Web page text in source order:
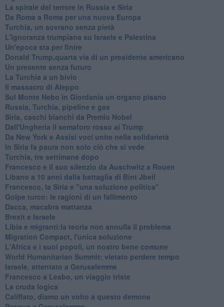
La spirale del terrore in Russia e Siria
Da Roma a Roma per una nuova Europa
Turchia, un sovrano senza pietà
L'ignoranza trumpiana su Israele e Palestina
Un'epoca sta per finire
Donald Trump,quarta via di un presidente americano
Un presente senza futuro
La Turchia a un bivio
Il massacro di Aleppo
Sul Monte Nebo in Giordania un organo pisano
Russia, Turchia, pipeline e gas
Siria, caschi bianchi da Premio Nobel
Dall'Ungheria il semaforo rosso ai Trump
Da New York e Assisi voci unite nella solidarietà
In Siria fa paura non solo ciò che si vede
Turchia, tre settimane dopo
Francesco e il suo silenzio da Auschwitz a Rouen
Libano a 10 anni dalla battaglia di Bint Jbeil
Francesco, la Siria e "una soluzione politica"
Golpe turco: le ragioni di un fallimento
Dacca, macabra mattanza
Brexit e Israele
Libia e migranti:la teoria non annulla il problema
Migration Compact, l'unica soluzione
L'Africa e i suoi popoli, un nostro bene comune
World Humanitarian Summit: vietato perdere tempo
Israele, attentato a Gerusalemme
Francesco a Lesbo, un viaggio triste
La cruda logica
Califfato, diamo un volto a questo demone